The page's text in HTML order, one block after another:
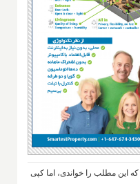
این مطلب را خواندی، اما کپی